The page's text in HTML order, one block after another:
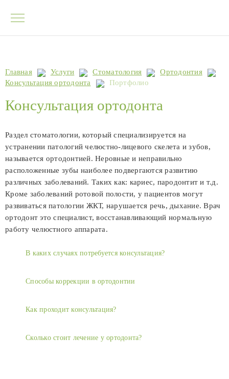
Главная Услуги Cтоматология
Ортодонтия
Консультация ортодонта
Портфолио
Консультация ортодонта
Раздел стоматологии, который специализируется на
устранении патологий челюстно-лицевого скелета и зубов,
называется ортодонтией. Неровные и неправильно
расположенные зубы наиболее подвергаются развитию
различных заболеваний. Таких как: кариес, пародонтит и т.д.
Кроме заболеваний ротовой полости, у пациентов могут
развиваться патологии ЖКТ, нарушается речь, дыхание. Врач
ортодонт это специалист, восстанавливающий нормальную
работу челюстного аппарата.
В каких случаях потребуется консультация?
Способы коррекции в ортодонтии
Как проходит консультация?
Сколько стоит лечение у ортодонта?